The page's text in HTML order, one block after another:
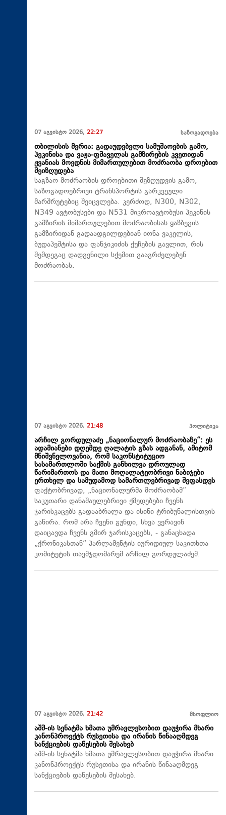
07 აგვისტო 2026, 22:27 საზოგადოება
თბილისის მერია: გადაუდებელი სამუშაოების გამო,
პეკინისა და ვაჟა-ფშაველას გამზირების კვეთიდან
ჟვანიას მოედნის მიმართულებით მოძრაობა დროებით
შეიზღუდება
საგზაო მოძრაობის დროებითი შეზღუდვის გამო,
საზოგადოებრივი ტრანსპორტის გარკვეული
მარშრუტებიც შეიცვლება. კერძოდ, N300, N302,
N349 ავტობუსები და N531 მიკროავტობუსი პეკინის
გამზირის მიმართულებით მოძრაობისას ყაზბეგის
გამზირიდან გადაადგილდებიან იონა ვაკელის,
ბუდაპეშტისა და ფანჯიკიძის ქუჩების გავლით, რის
შემდეგაც დადგენილი სქემით გააგრძელებენ
მოძრაობას.
07 აგვისტო 2026, 21:48 პოლიტიკა
არჩილ გორდულაძე „ნაციონალურ მოძრაობაზე“: ეს
ადამიანები დღემდე ღალატის გზას ადგანან, ამიტომ
მნიშვნელოვანია, რომ საკონსტიტუციო
სასამართლოში საქმის განხილვა დროულად
წარიმართოს და მათი მოღალატეობრივი ნაბიჯები
ერთხელ და სამუდამოდ სამართლებრივად შეფასდეს
ფაქტობრივად, „ნაციონალურმა მოძრაობამ“
საკუთარი დანაშაულებრივი ქმედებები ჩვენს
ჯარისკაცებს გადააბრალა და ისინი ტრიბუნალისთვის
გაწირა. რომ არა ჩვენი გუნდი, სხვა ვერავინ
დაიცავდა ჩვენს გმირ ჯარისკაცებს, - განაცხადა
„ქრონიკასთან“ პარლამენტის იურიდიულ საკითხთა
კომიტეტის თავმჯდომარემ არჩილ გორდულაძემ.
07 აგვისტო 2026, 21:42 მსოფლიო
აშშ-ის სენატმა ხმათა უმრავლესობით დაუჭირა მხარი
კანონპროექტს რუსეთისა და ირანის წინააღმდეგ
სანქციების დაწესების შესახებ
აშშ-ის სენატმა ხმათა უმრავლესობით დაუჭირა მხარი
კანონპროექტს რუსეთისა და ირანის წინააღმდეგ
სანქციების დაწესების შესახებ.